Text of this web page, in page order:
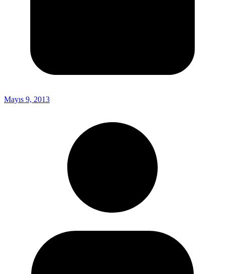
Mayıs 9, 2013